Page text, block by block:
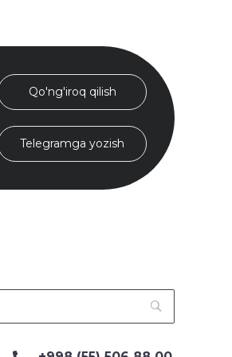
Qo'ng'iroq qilish
Telegramga yozish